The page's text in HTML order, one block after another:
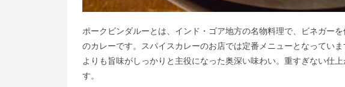
ポークビンダルーとは、インド・ゴア地方の名物料理で、ビネガー
のカレーです。スパイ​スカレーのお店では定番メニューとなってい
よりも旨味がしっかりと主役になった奥深い味わい。重すぎない仕
す。​